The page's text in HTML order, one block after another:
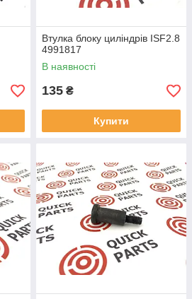
Втулка блоку циліндрів ISF2.8
4991817
В наявності
135 ₴
Купити